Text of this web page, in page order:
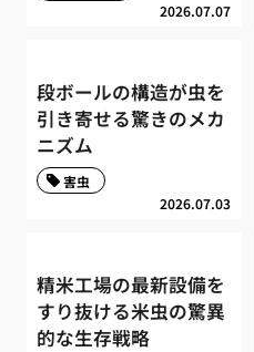
2026.07.07
段ボールの構造が虫を
引き寄せる驚きのメカ
ニズム
2026.07.03
害虫
精米工場の最新設備を
すり抜ける米虫の驚異
的な生存戦略